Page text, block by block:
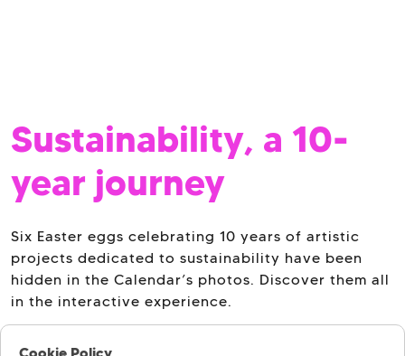
Sustainability, a 10-
year journey
Six Easter eggs celebrating 10 years of artistic
projects dedicated to sustainability have been
hidden in the Calendar’s photos. Discover them all
in the interactive experience.
Cookie Policy